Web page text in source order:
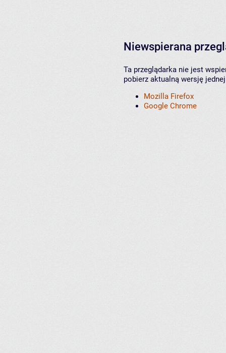
Niewspierana
Ta przeglądarka nie jest
pobierz aktualną wersję
Mozilla Firefox
Google Chrome